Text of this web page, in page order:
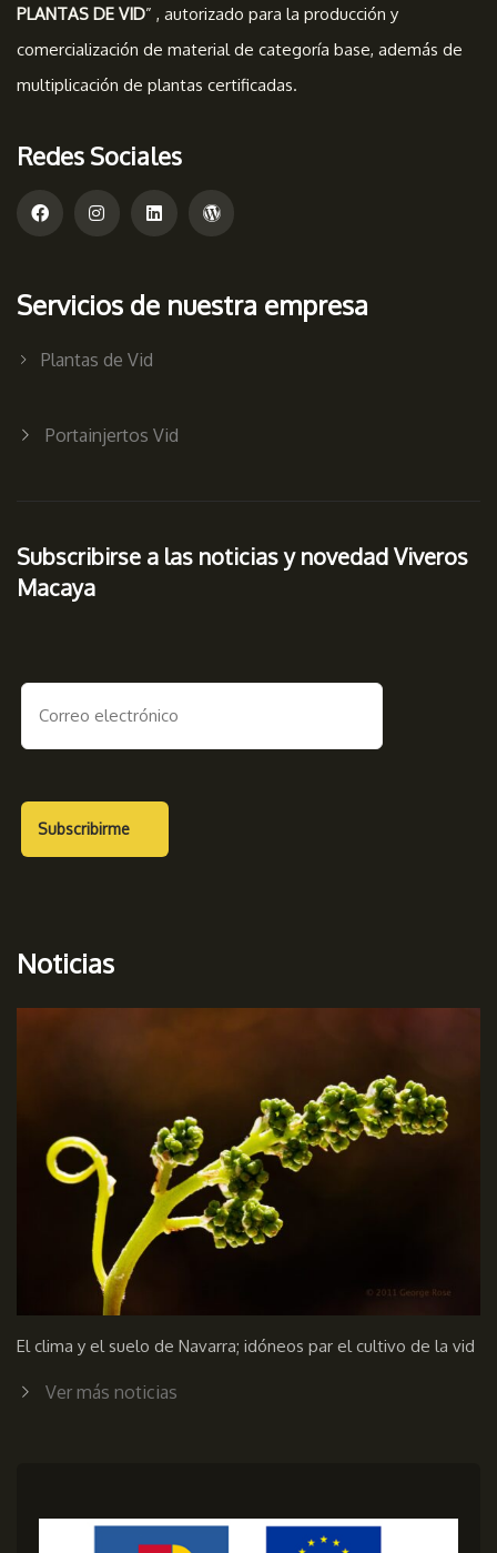
PLANTAS DE VID” , autorizado para la producción y
comercialización de material de categoría base, además de
multiplicación de plantas certificadas.
Redes Sociales
Servicios de nuestra empresa
Plantas de Vid
Portainjertos Vid
Subscribirse a las noticias y novedad Viveros
Macaya
Noticias
El clima y el suelo de Navarra; idóneos par el cultivo de la vid
Ver más noticias